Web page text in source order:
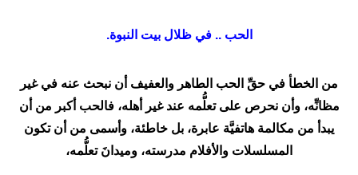
الحب .. في ظلال بيت النبوة.
من الخطأ في حقِّ الحب الطاهر والعفيف أن نبحث عنه في غير
مظانِّه، وأن نحرص على تعلُّمه عند غير أهله، فالحب أكبر من أن
يبدأ من مكالمة هاتفيَّة عابرة، بل خاطئة، وأسمى من أن تكون
المسلسلات والأفلام مدرسته، وميدانَ تعلُّمه،